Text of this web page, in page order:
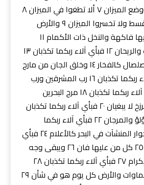
والسماء رفعها ووضع الميزان ٧ ألا تطغوا في الميزان ٨
وأقيموا الوزن بالقسط ولا تخسروا الميزان ٩ والأرض
وضعها للأنام ١٠ فيها فاكهة والنخل ذات الأكمام ١١
والحب ذو العصف والريحان ١٢ فبأي آلاء ربكما تكذبان ١٣
خلق الإنسان من صلصال كالفخار ١٤ وخلق الجان من مارج
من ڼار ١٥ فبأي آلاء ربكما تكذبان ١٦ رب المشرقين ورب
المغربين ١٧ فبأي آلاء ربكما تكذبان ١٨ مرج البحرين
يلتقيان ١٩ بينهما برزخ لا يبغيان ٢٠ فبأي آلاء ربكما تكذبان
٢١ يخرج منهما اللؤلؤ والمرجان ٢٢ فبأي آلاء ربكما
تكذبان ٢٣ وله الجوار المنشآت في البحر كالأعلام ٢٤ فبأي
آلاء ربكما تكذبان ٢٥ كل من عليها فان ٢٦ ويبقى وجه
ربك ذو الجلال والإكرام ٢٧ فبأي آلاء ربكما تكذبان ٢٨
يسأله من في السماوات والأرض كل يوم هو في شأن ٢٩